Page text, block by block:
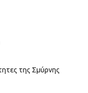
της Σμύρνης